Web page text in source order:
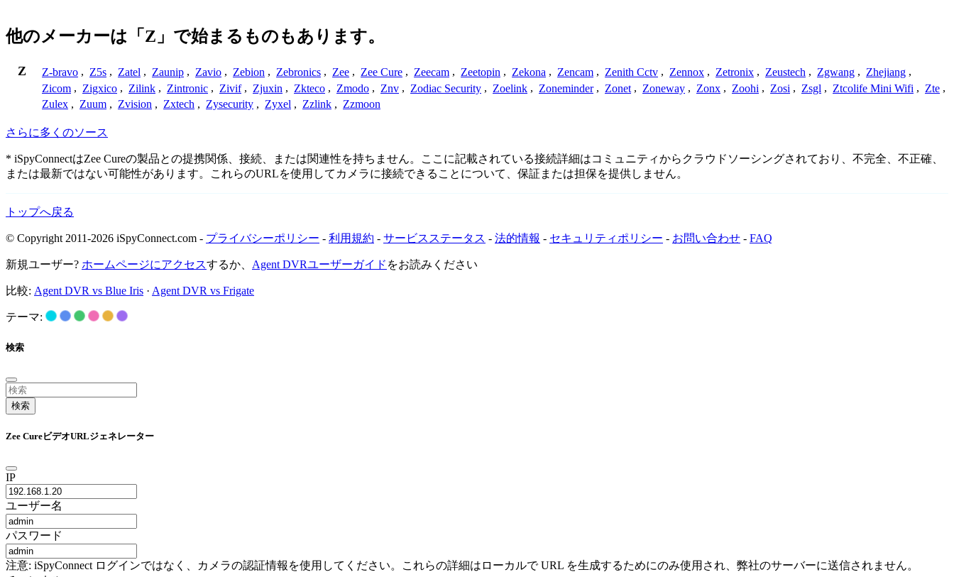
他のメーカーは「Z」で始まるものもあります。
Z Z-bravo , Z5s , Zatel , Zaunip , Zavio , Zebion , Zebronics , Zee , Zee Cure , Zeecam , Zeetopin , Zekona , Zencam , Zenith Cctv , Zennox , Zetronix , Zeustech , Zgwang , Zhejiang ,
Zicom , Zigxico , Zilink , Zintronic , Zivif , Zjuxin , Zkteco , Zmodo , Znv , Zodiac Security , Zoelink , Zoneminder , Zonet , Zoneway , Zonx , Zoohi , Zosi , Zsgl , Ztcolife Mini Wifi , Zte ,
Zulex , Zuum , Zvision , Zxtech , Zysecurity , Zyxel , Zzlink , Zzmoon
さらに多くのソース
* iSpyConnectはZee Cureの製品との提携関係、接続、または関連性を持ちません。ここに記載されている接続詳細はコミュニティからクラウドソーシングされており、不完全、不正確、
または最新ではない可能性があります。これらのURLを使用してカメラに接続できることについて、保証または担保を提供しません。
トップへ戻る
© Copyright 2011-2026 iSpyConnect.com - プライバシーポリシー - 利用規約 - サービスステータス - 法的情報 - セキュリティポリシー - お問い合わせ - FAQ
新規ユーザー? ホームページにアクセスするか、 Agent DVRユーザーガイド をお読みください
比較: Agent DVR vs Blue Iris · Agent DVR vs Frigate
テーマ:
検索
検索
Zee CureビデオURLジェネレーター
IP
ユーザー名
パスワード
注意: iSpyConnect ログインではなく、カメラの認証情報を使用してください。これらの詳細はローカルで URL を生成するためにのみ使用され、弊社のサーバーに送信されません。